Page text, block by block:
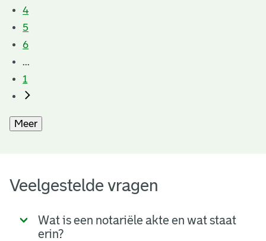
4
5
6
...
1
Meer
Veelgestelde vragen
Wat is een notariële akte en wat staat
erin?